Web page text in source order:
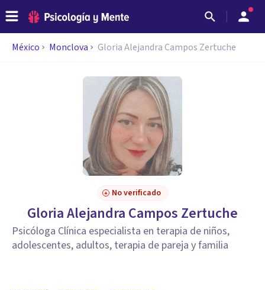
México Monclova Gloria Alejandra Campos Zertuche
No verificado
Gloria Alejandra Campos Zertuche
Psicóloga Clínica especialista en terapia de niños,
adolescentes, adultos, terapia de pareja y familia